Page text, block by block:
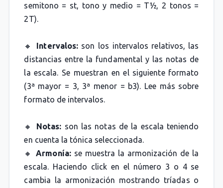
semitono = st, tono y medio = T½, 2 tonos =
2T).
🔸 Intervalos:son los intervalos relativos, las
distancias entre la fundamental y las notas de
la escala. Se muestran en el siguiente formato
(3ª mayor = 3, 3ª menor = b3). Lee más sobre
formato de intervalos.
🔸 Notas: son las notas de la escala teniendo
en cuenta la tónica seleccionada.
🔸Armonía:se muestra la armonización de la
escala. Haciendo click en el número 3 o 4 se
cambia la armonización mostrando tríadas o